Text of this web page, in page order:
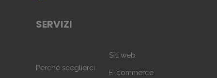
SERVIZI
Perché sceglierci
Siti web
E-commerce